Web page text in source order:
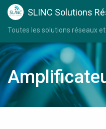
SLINC Solutions
Toutes les solutions réseaux